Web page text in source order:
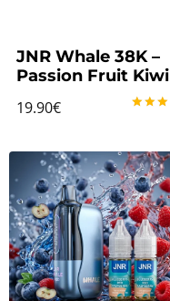
JNR Whale 38K –
Passion Fruit Kiwi
19.90€